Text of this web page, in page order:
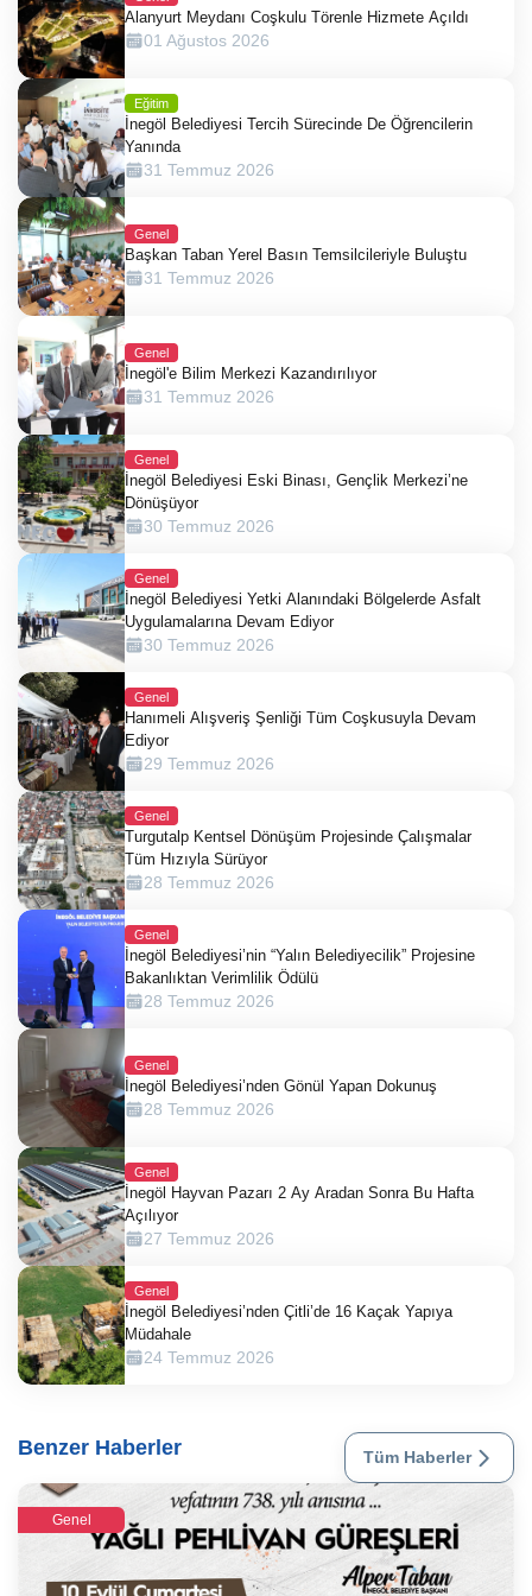
Alanyurt Meydanı Coşkulu Törenle Hizmete Açıldı
01 Ağustos 2026
Eğitim
İnegöl Belediyesi Tercih Sürecinde De Öğrencilerin
Yanında
31 Temmuz 2026
Genel
Başkan Taban Yerel Basın Temsilcileriyle Buluştu
31 Temmuz 2026
Genel
İnegöl'e Bilim Merkezi Kazandırılıyor
31 Temmuz 2026
Genel
İnegöl Belediyesi Eski Binası, Gençlik Merkezi’ne
Dönüşüyor
30 Temmuz 2026
Genel
İnegöl Belediyesi Yetki Alanındaki Bölgelerde Asfalt
Uygulamalarına Devam Ediyor
30 Temmuz 2026
Genel
Hanımeli Alışveriş Şenliği Tüm Coşkusuyla Devam
Ediyor
29 Temmuz 2026
Genel
Turgutalp Kentsel Dönüşüm Projesinde Çalışmalar
Tüm Hızıyla Sürüyor
28 Temmuz 2026
Genel
İnegöl Belediyesi’nin “Yalın Belediyecilik” Projesine
Bakanlıktan Verimlilik Ödülü
28 Temmuz 2026
Genel
İnegöl Belediyesi’nden Gönül Yapan Dokunuş
28 Temmuz 2026
Genel
İnegöl Hayvan Pazarı 2 Ay Aradan Sonra Bu Hafta
Açılıyor
27 Temmuz 2026
Genel
İnegöl Belediyesi’nden Çitli’de 16 Kaçak Yapıya
Müdahale
24 Temmuz 2026
Benzer Haberler Tüm Haberler
Genel